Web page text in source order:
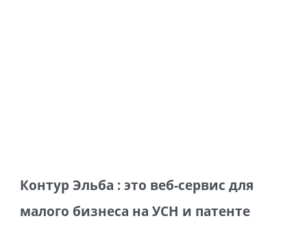
Контур Эльба : это веб-сервис для
малого бизнеса на УСН и патенте